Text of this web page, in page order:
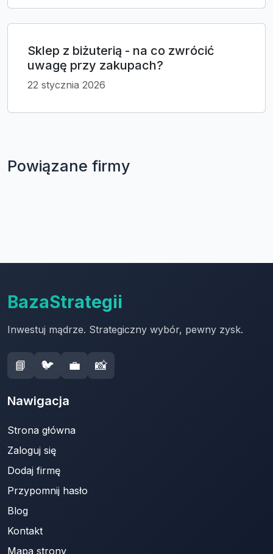
Sklep z biżuterią - na co zwrócić
uwagę przy zakupach?
22 stycznia 2026
Powiązane firmy
BazaStrategii
Inwestuj mądrze. Strategiczny wybór, pewny zysk.
📘 🐦 💼 📸
Nawigacja
Strona główna
Zaloguj się
Dodaj firmę
Przypomnij hasło
Blog
Kontakt
Mapa strony